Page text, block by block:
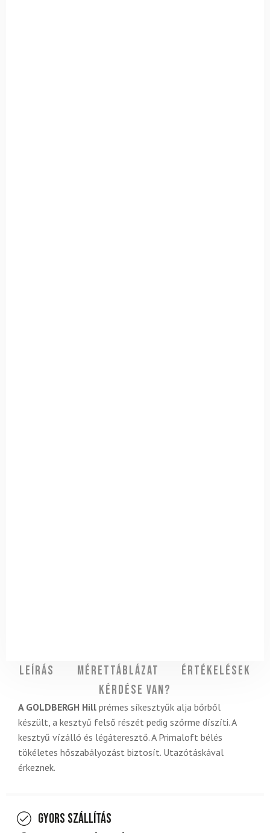
Leírás Mérettáblázat
Értékelések
Kérdése van?
A GOLDBERGH Hill prémes síkesztyűk alja bőrből
készült, a kesztyű felső részét pedig szőrme díszíti. A
kesztyű vízálló és légáteresztő. A Primaloft bélés
tökéletes hőszabályozást biztosít. Utazótáskával
érkeznek.
Gyors szállítás